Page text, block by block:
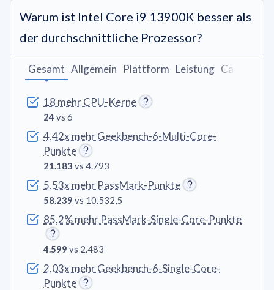
Warum ist Intel Core i9 13900K besser als
der durchschnittliche Prozessor?
18 mehr CPU-Kerne
24 vs 6
4,42x mehr Geekbench-6-Multi-Core-
Punkte
21.183 vs 4.793
5,53x mehr PassMark-Punkte
58.239 vs 10.532,5
85,2% mehr PassMark-Single-Core-Punkte
4.599 vs 2.483
2,03x mehr Geekbench-6-Single-Core-
Punkte
Gesamt Allgemein Plattform Leistung Cache